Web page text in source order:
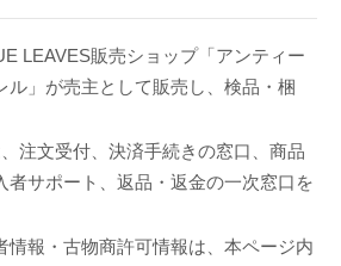
LEAVES販売ショップ「アンティー
ル」が売主として販売し、検品・梱
注文受付、決済手続きの窓口、商品
者サポート、返品・返金の一次窓口を
情報・古物商許可情報は、本ページ内